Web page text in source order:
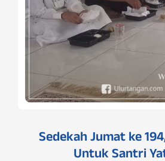
Sedekah Jumat ke
Untuk Santri